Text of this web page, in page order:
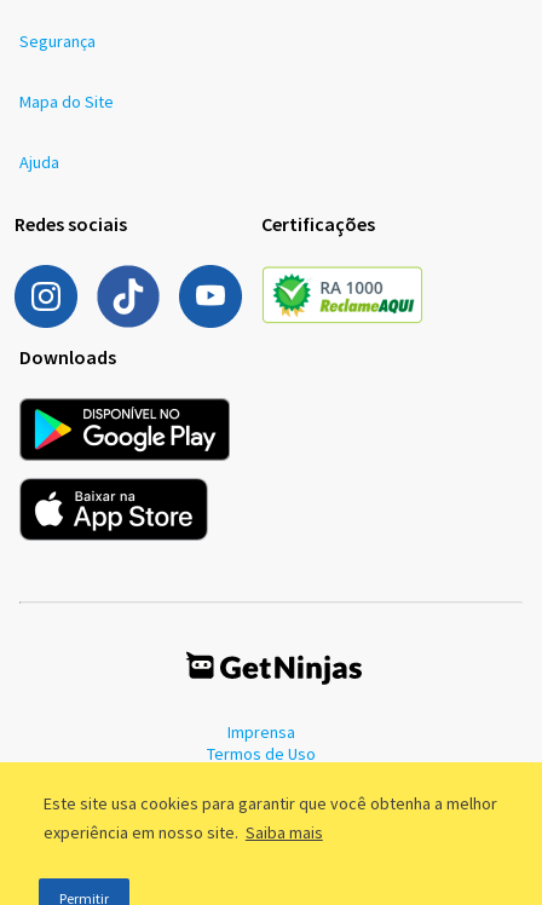
Este site usa cookies para garantir que você obtenha a melhor
experiência em nosso site. Saiba mais
Permitir
Segurança
Mapa do Site
Ajuda
Redes sociais Certificações
Downloads
Imprensa
Termos de Uso
©2011 - 2026, GetNinjas LTDA. CNPJ 55.744.877/0001-89 - Rua Dr.